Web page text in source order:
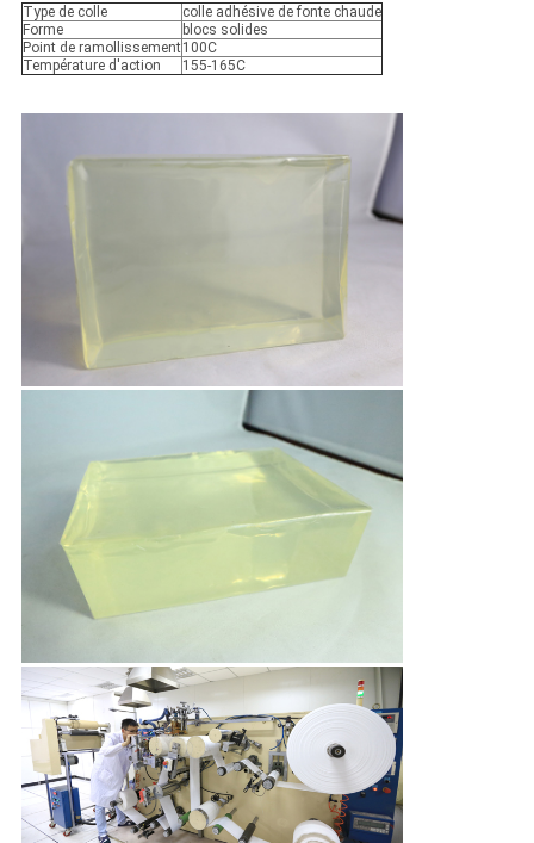
Type de colle
colle adhésive de fonte chaude
Forme
blocs solides
Point de ramollissement100C
Température d'action
155-165C